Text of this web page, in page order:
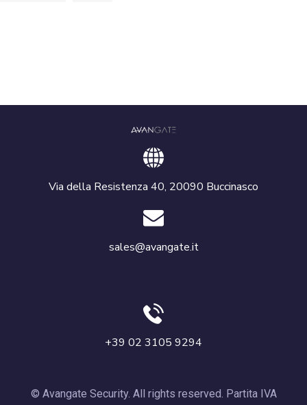
Via della Resistenza 40, 20090 Buccinasco
sales@avangate.it
+39 02 3105 9294
© Avangate Security. All rights reserved. Partita IVA